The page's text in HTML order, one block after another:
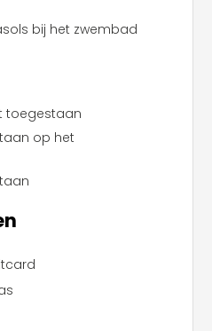
bij het zwembad
toegestaan
op het